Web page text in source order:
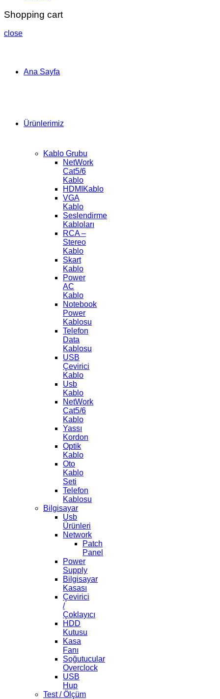
Shopping cart
close
Ana Sayfa
Ürünlerimiz
Kablo Grubu
NetWork
Cat5/6
Kablo
HDMIKablo
VGA
Kablo
Seslendirme
Kabloları
RCA –
Stereo
Kablo
Skart
Kablo
Power
AC
Kablo
Notebook
Power
Kablosu
Telefon
Data
Kablosu
USB
Çevirici
Kablo
Usb
Kablo
NetWork
Cat5/6
Kablo
Yassı
Kordon
Optik
Kablo
Oto
Kablo
Seti
Telefon
Kablosu
Bilgisayar
Usb
Ürünleri
Network
Patch
Panel
Power
Supply
Bilgisayar
Kasası
Çevirici
/
Çoklayıcı
HDD
Kutusu
Kasa
Fanı
Soğutucular
Overclock
USB
Hup
Test / Ölçüm